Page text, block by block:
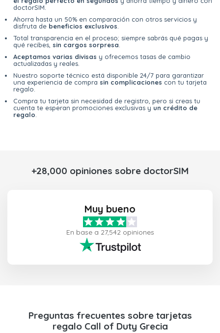
doctorSIM.
Ahorra hasta un 50% en comparación con otros servicios y
disfruta de beneficios exclusivos
Total transparencia en el proceso; siempre sabrás qué pagas y
qué recibes, sin cargos sorpresa
Aceptamos varias divisas y ofrecemos tasas de cambio
actualizadas y reales.
Nuestro soporte técnico está disponible 24/7 para garantizar
una experiencia de compra sin complicaciones con tu tarjeta
regalo.
Compra tu tarjeta sin necesidad de registro, pero si creas tu
cuenta te esperan promociones exclusivas y un crédito de
regalo
+28,000 opiniones sobre doctorSIM
Muy bueno
En base a 27,542 opiniones
Preguntas frecuentes sobre tarjetas
regalo Call of Duty Grecia